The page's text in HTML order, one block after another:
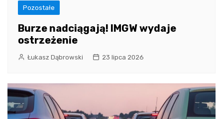
Pozostałe
Burze nadciągają! IMGW wydaje
ostrzeżenie
Łukasz Dąbrowski 23 lipca 2026